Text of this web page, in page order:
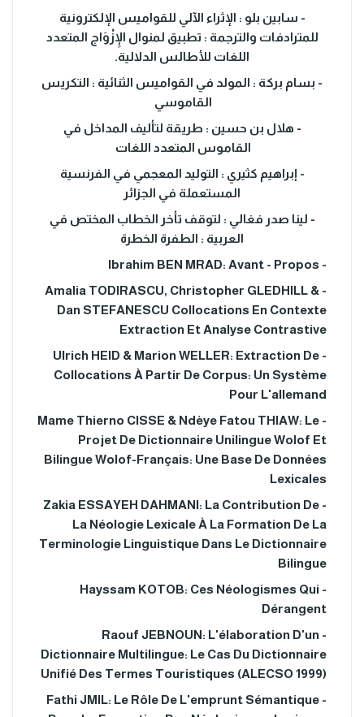
- سابين بلو : الإثراء الآلي للقواميس الإلكترونية
للمترادفات والترجمة : تطبيق لمنوال الإِزْوَاج المتعدد
اللغات للأطالس الدلالية.
- بسام بركة : المولد في القواميس الثنائية : التكريس
القاموسي
- هلال بن حسين : طريقة لتأليف المداخل في
القاموس المتعدد اللغات
- إبراهيم كثيري : التوليد المعجمي في الفرنسية
المستعملة في الجزائر
- لينا صدر فغالي : لتوقف تأخر الخطاب المختص في
العربية : الطفرة الخطرة
- Ibrahim BEN MRAD: Avant - Propos
- Amalia TODIRASCU, Christopher GLEDHILL &
Dan STEFANESCU Collocations En Contexte
Extraction Et Analyse Contrastive
- Ulrich HEID & Marion WELLER: Extraction De
Collocations À Partir De Corpus: Un Système
Pour L'allemand
- Mame Thierno CISSE & Ndèye Fatou THIAW: Le
Projet De Dictionnaire Unilingue Wolof Et
Bilingue Wolof-Français: Une Base De Données
Lexicales
- Zakia ESSAYEH DAHMANI: La Contribution De
La Néologie Lexicale À La Formation De La
Terminologie Linguistique Dans Le Dictionnaire
Bilingue
- Hayssam KOTOB: Ces Néologismes Qui
Dérangent
- Raouf JEBNOUN: L'élaboration D'un
Dictionnaire Multilingue: Le Cas Du Dictionnaire
Unifié Des Termes Touristiques (ALECSO 1999)
- Fathi JMIL: Le Rôle De L'emprunt Sémantique